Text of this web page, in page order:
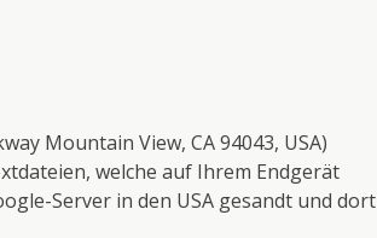
Mountain View, CA 94043, USA)
welche auf Ihrem Endgerät
Server in den USA gesandt und dort